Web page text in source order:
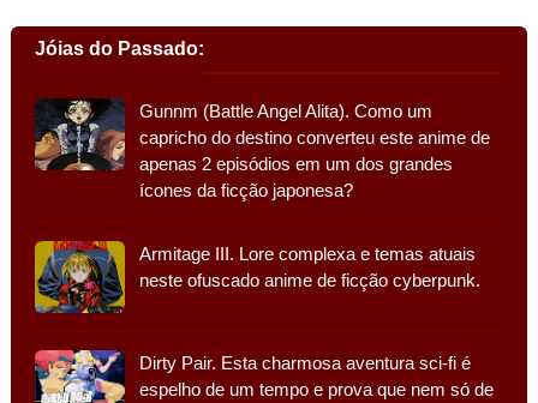
Jóias do Passado:
Gunnm (Battle Angel Alita). Como um
capricho do destino converteu este anime de
apenas 2 episódios em um dos grandes
ícones da ficção japonesa?
Armitage III. Lore complexa e temas atuais
neste ofuscado anime de ficção cyberpunk.
Dirty Pair. Esta charmosa aventura sci-fi é
espelho de um tempo e prova que nem só de